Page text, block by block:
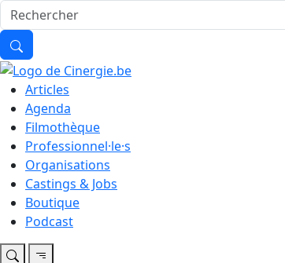
Articles
Agenda
Filmothèque
Professionnel·le·s
Organisations
Castings & Jobs
Boutique
Podcast